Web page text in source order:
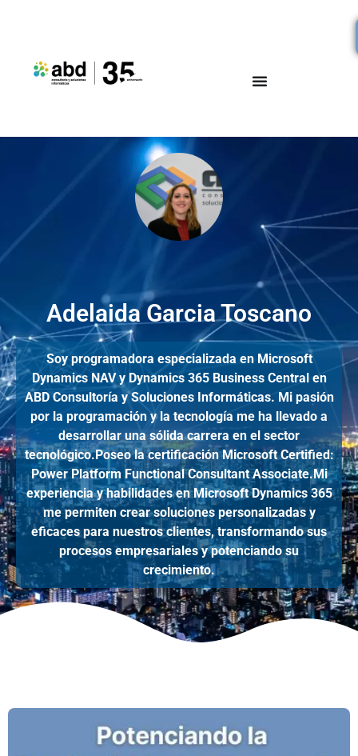
Adelaida Garcia Toscano
Soy programadora especializada en Microsoft
Dynamics NAV y Dynamics 365 Business Central en
ABD Consultoría y Soluciones Informáticas. Mi pasión
por la programación y la tecnología me ha llevado a
desarrollar una sólida carrera en el sector
tecnológico.Poseo la certificación Microsoft Certified:
Power Platform Functional Consultant Associate.Mi
experiencia y habilidades en Microsoft Dynamics 365
me permiten crear soluciones personalizadas y
eficaces para nuestros clientes, transformando sus
procesos empresariales y potenciando su
crecimiento.